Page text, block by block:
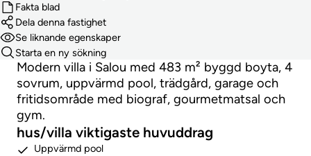
Fakta blad
Dela denna fastighet
Se liknande egenskaper
Starta en ny sökning
Modern villa i Salou med 483 m² byggd boyta, 4
sovrum, uppvärmd pool, trädgård, garage och
fritidsområde med biograf, gourmetmatsal och
gym.
hus/villa viktigaste huvuddrag
Uppvärmd pool